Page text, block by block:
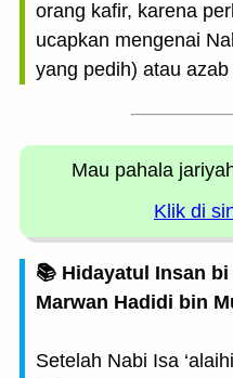
orang kafir, karena
ucapkan mengenai
yang pedih) atau
Mau pahala
Klik di
📚 Hidayatul Insan
Marwan Hadidi bin
Setelah Nabi Isa